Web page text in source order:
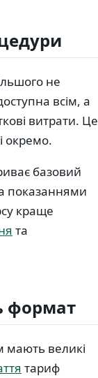
не
всім, а
витрати. Це
окремо.
базовий
показаннями
краще
та
формат
мають великі
тариф